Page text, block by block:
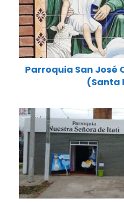
Parroquia San José
(Santa